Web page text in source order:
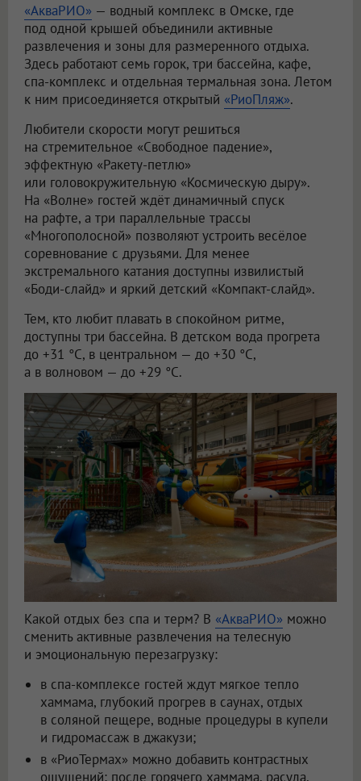
«АкваРИО» — водный комплекс в Омске, где
под одной крышей объединили активные
развлечения и зоны для размеренного отдыха.
Здесь работают семь горок, три бассейна, кафе,
спа-комплекс и отдельная термальная зона. Летом
к ним присоединяется открытый «РиоПляж».
Любители скорости могут решиться
на стремительное «Свободное падение»,
эффектную «Ракету-петлю»
или головокружительную «Космическую дыру».
На «Волне» гостей ждёт динамичный спуск
на рафте, а три параллельные трассы
«Многополосной» позволяют устроить весёлое
соревнование с друзьями. Для менее
экстремального катания доступны извилистый
«Боди-слайд» и яркий детский «Компакт-слайд».
Тем, кто любит плавать в спокойном ритме,
доступны три бассейна. В детском вода прогрета
до +31 °C, в центральном — до +30 °C,
а в волновом — до +29 °C.
Какой отдых без спа и терм? В «АкваРИО» можно
сменить активные развлечения на телесную
и эмоциональную перезагрузку:
в спа-комплексе гостей ждут мягкое тепло
хаммама, глубокий прогрев в саунах, отдых
в соляной пещере, водные процедуры в купели
и гидромассаж в джакузи;
в «РиоТермах» можно добавить контрастных
ощущений: после горячего хаммама, расула,